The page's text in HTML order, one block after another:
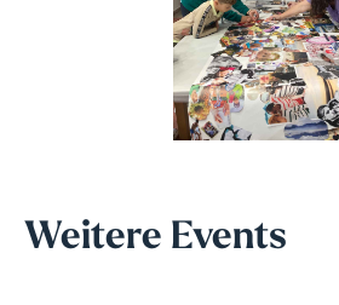
Weitere Events